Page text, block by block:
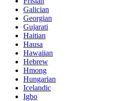
Galician
Georgian
Gujarati
Haitian
Hausa
Hawaiian
Hebrew
Hmong
Hungarian
Icelandic
Igbo